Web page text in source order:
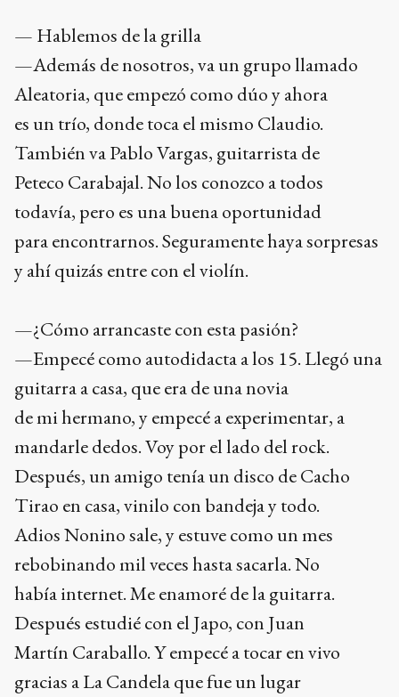
— Hablemos de la grilla
—Además de nosotros, va un grupo llamado
Aleatoria, que empezó como dúo y ahora
es un trío, donde toca el mismo Claudio.
También va Pablo Vargas, guitarrista de
Peteco Carabajal. No los conozco a todos
todavía, pero es una buena oportunidad
para encontrarnos. Seguramente haya sorpresas
y ahí quizás entre con el violín.
—¿Cómo arrancaste con esta pasión?
—Empecé como autodidacta a los 15. Llegó una
guitarra a casa, que era de una novia
de mi hermano, y empecé a experimentar, a
mandarle dedos. Voy por el lado del rock.
Después, un amigo tenía un disco de Cacho
Tirao en casa, vinilo con bandeja y todo.
Adios Nonino sale, y estuve como un mes
rebobinando mil veces hasta sacarla. No
había internet. Me enamoré de la guitarra.
Después estudié con el Japo, con Juan
Martín Caraballo. Y empecé a tocar en vivo
gracias a La Candela que fue un lugar